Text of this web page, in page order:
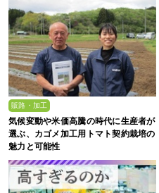
販路・加工
気候変動や米価高騰の時代に生産者が
選ぶ、カゴメ加工用トマト契約栽培の
魅力と可能性